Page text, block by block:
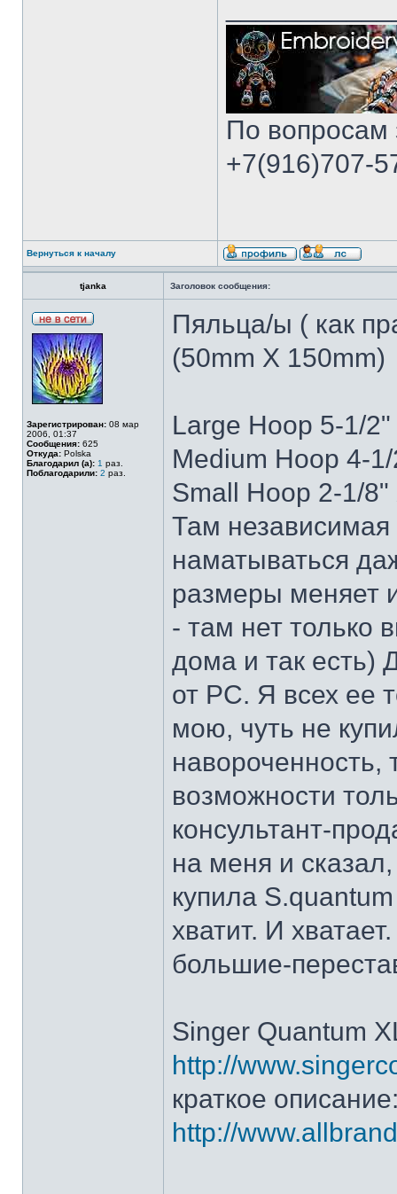
По вопросам
+7(916)707-
Вернуться к началу
tjanka Заголовок сообщения:
Зарегистрирован: 08 мар
2006, 01:37
Сообщения: 625
Откуда: Polska
Благодарил (а): 1 раз.
Поблагодарили: 2 раз.
Пяльца/ы ( как
(50mm X 150mm)
Large Hoop 5-1/
Medium Hoop 4-
Small Hoop 2-1/
Там
наматываться
размеры меняет
- там нет только
дома и так есть)
от PC. Я всех ее
мою, чуть не
навороченность,
возможности
консультант-
на меня и
купила
хватит. И
большие-
Singer Quantum
http://
краткое
http://